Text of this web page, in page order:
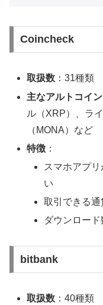
Coincheck
取扱数 ：31種類
主なアルトコイン
ル（XRP）、ラ
（MONA）など
特徴 ：
スマホアプ
い
取引できる通
ダウンロー
bitbank
取扱数 ：40種類